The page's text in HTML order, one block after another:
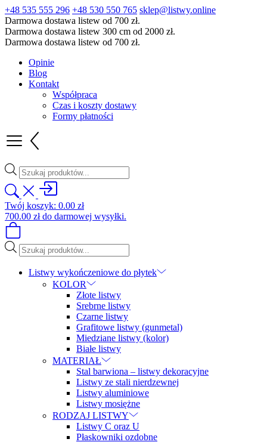
+48 535 555 296 +48 530 550 765 sklep@listwy.online
Darmowa dostawa listew od 700 zł.
Darmowa dostawa listew 300 cm od 2000 zł.
Darmowa dostawa listew od 700 zł.
Opinie
Blog
Kontakt
Współpraca
Czas i koszty dostawy
Formy płatności
Wyszukiwarka
produktów
Twój koszyk: 0.00 zł
700.00 złdo darmowej wysyłki.
Wyszukiwarka
produktów
Listwy wykończeniowe do płytek
KOLOR
Złote listwy
Srebrne listwy
Czarne listwy
Grafitowe listwy (gunmetal)
Miedziane listwy (kolor)
Białe listwy
MATERIAŁ
Stal barwiona – listwy dekoracyjne
Listwy ze stali nierdzewnej
Listwy aluminiowe
Listwy mosiężne
RODZAJ LISTWY
Listwy C oraz U
Płaskowniki ozdobne